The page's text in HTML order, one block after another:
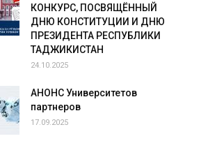
КОНКУРС, ПОСВЯЩЁННЫЙ
ДНЮ КОНСТИТУЦИИ И ДНЮ
ПРЕЗИДЕНТА РЕСПУБЛИКИ
ТАДЖИКИСТАН
24.10.2025
АНОНС Университетов
партнеров
17.09.2025